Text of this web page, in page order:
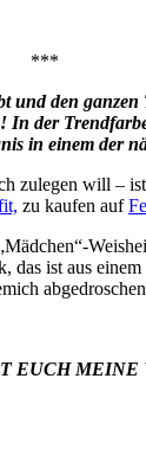
***
und den ganzen
In der
in einem der
zulegen will –
zu kaufen auf
das ist aus
EUCH MEINE